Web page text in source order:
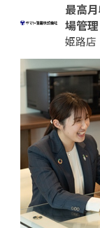
最高
場管理
姫路